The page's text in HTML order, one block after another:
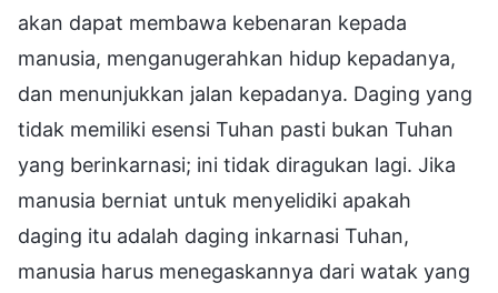
akan dapat membawa kebenaran kepada
manusia, menganugerahkan hidup kepadanya,
dan menunjukkan jalan kepadanya. Daging yang
tidak memiliki esensi Tuhan pasti bukan Tuhan
yang berinkarnasi; ini tidak diragukan lagi. Jika
manusia berniat untuk menyelidiki apakah
daging itu adalah daging inkarnasi Tuhan,
manusia harus menegaskannya dari watak yang